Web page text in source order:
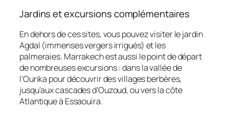
Jardins et excursions complémentaires
En dehors de ces sites, vous pouvez visiter le jardin
Agdal (immenses vergers irrigués) et les
palmeraies. Marrakech est aussi le point de départ
de nombreuses excursions : dans la vallée de
l’Ourika pour découvrir des villages berbères,
jusqu’aux cascades d’Ouzoud, ou vers la côte
Atlantique à Essaouira.